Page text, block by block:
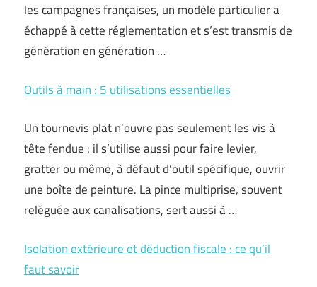
les campagnes françaises, un modèle particulier a
échappé à cette réglementation et s’est transmis de
génération en génération …
Outils à main : 5 utilisations essentielles
Un tournevis plat n’ouvre pas seulement les vis à
tête fendue : il s’utilise aussi pour faire levier,
gratter ou même, à défaut d’outil spécifique, ouvrir
une boîte de peinture. La pince multiprise, souvent
reléguée aux canalisations, sert aussi à …
Isolation extérieure et déduction fiscale : ce qu’il
faut savoir